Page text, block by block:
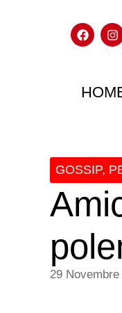
GOSSIP,
29 Novembre